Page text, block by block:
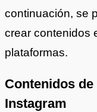
continuación, se
crear contenidos
plataformas.
Contenidos de
Instagram